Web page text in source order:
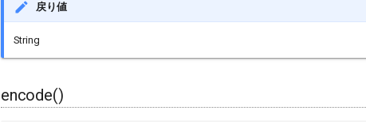
戻り値
String
encode()